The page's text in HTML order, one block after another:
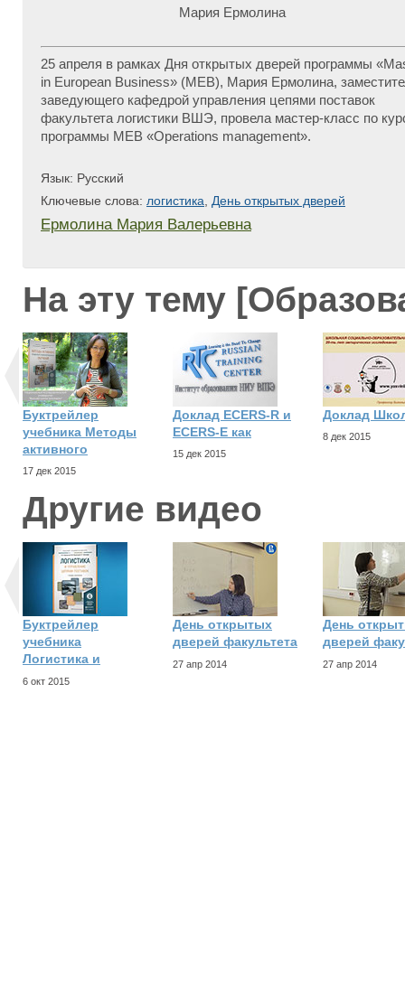
Мария Ермолина
25 апреля в рамках Дня открытых дверей программы
in European Business» (МЕВ), Мария Ермолина,
заведующего кафедрой управления цепями поставок
факультета логистики ВШЭ, провела мастер-класс по
программы МЕВ «Operations management».
Язык: Русский
Ключевые слова: логистика День открытых дверей
Ермолина Мария Валерьевна
На эту тему
Буктрейлер
учебника Методы
активного
17 дек 2015
Доклад ECERS-R и
ECERS-E как
15 дек 2015
Доклад
8 дек 2015
Другие видео
Буктрейлер
учебника
Логистика и
6 окт 2015
День открытых
дверей факультета
27 апр 2014
День
дверей
27 апр 2014